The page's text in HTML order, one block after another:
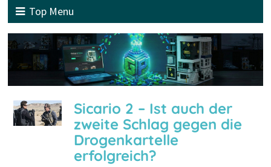
Top Menu
Sicario 2 – Ist auch der
zweite Schlag gegen die
Drogenkartelle
erfolgreich?